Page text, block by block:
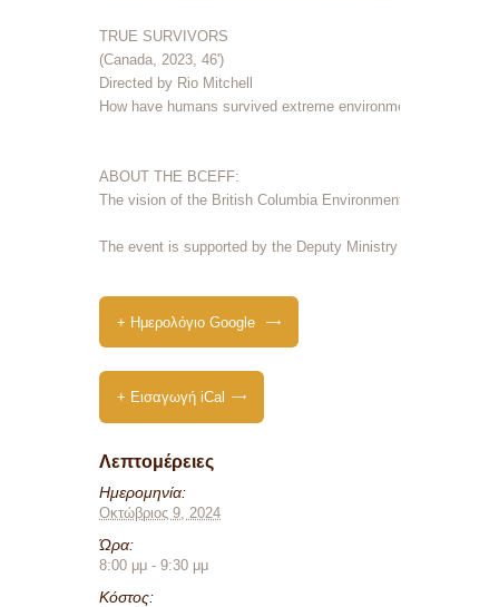
TRUE SURVIVORS
(Canada, 2023, 46')
How have humans survived extreme environmental change
ABOUT THE BCEFF:
The vision of the British Columbia Environmental Film
The event is supported by the Deputy Ministry of Culture.
+ Ημερολόγιο Google
+ Εισαγωγή iCal
Λεπτομέρειες
Ημερομηνία:
Οκτώβριος 9, 2024
Ώρα:
8:00 μμ - 9:30 μμ
Κόστος: